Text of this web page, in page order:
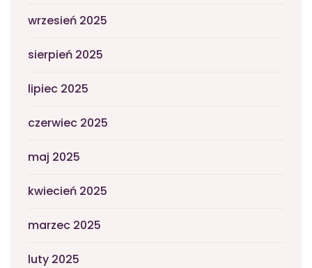
wrzesień 2025
sierpień 2025
lipiec 2025
czerwiec 2025
maj 2025
kwiecień 2025
marzec 2025
luty 2025